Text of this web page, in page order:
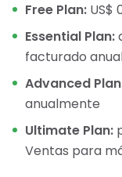
Free Plan: US$
Essential Plan:
facturado
Advanced
anualmente
Ultimate Plan:
Ventas para